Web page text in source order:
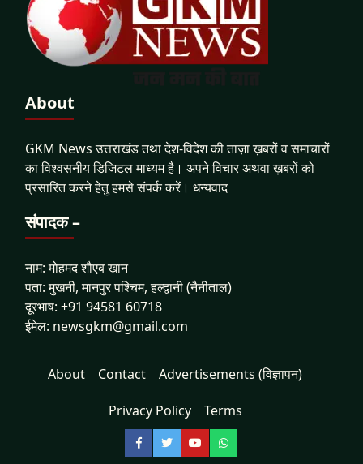
About
GKM News उत्तराखंड तथा देश-विदेश की ताज़ा ख़बरों व समाचारों
का विश्वसनीय डिजिटल माध्यम है। अपने विचार अथवा ख़बरों को
प्रसारित करने हेतु हमसे संपर्क करें। धन्यवाद
संपादक –
नाम: मोहमद शौएब खान
पता: मुखनी, मानपुर पश्चिम, हल्द्वानी (नैनीताल)
दूरभाष: +91 94581 60718
ईमेल: newsgkm@gmail.com
About Contact Advertisements (विज्ञापन)
Privacy Policy Terms
Facebook
TwitterYouTubeWhatsApp